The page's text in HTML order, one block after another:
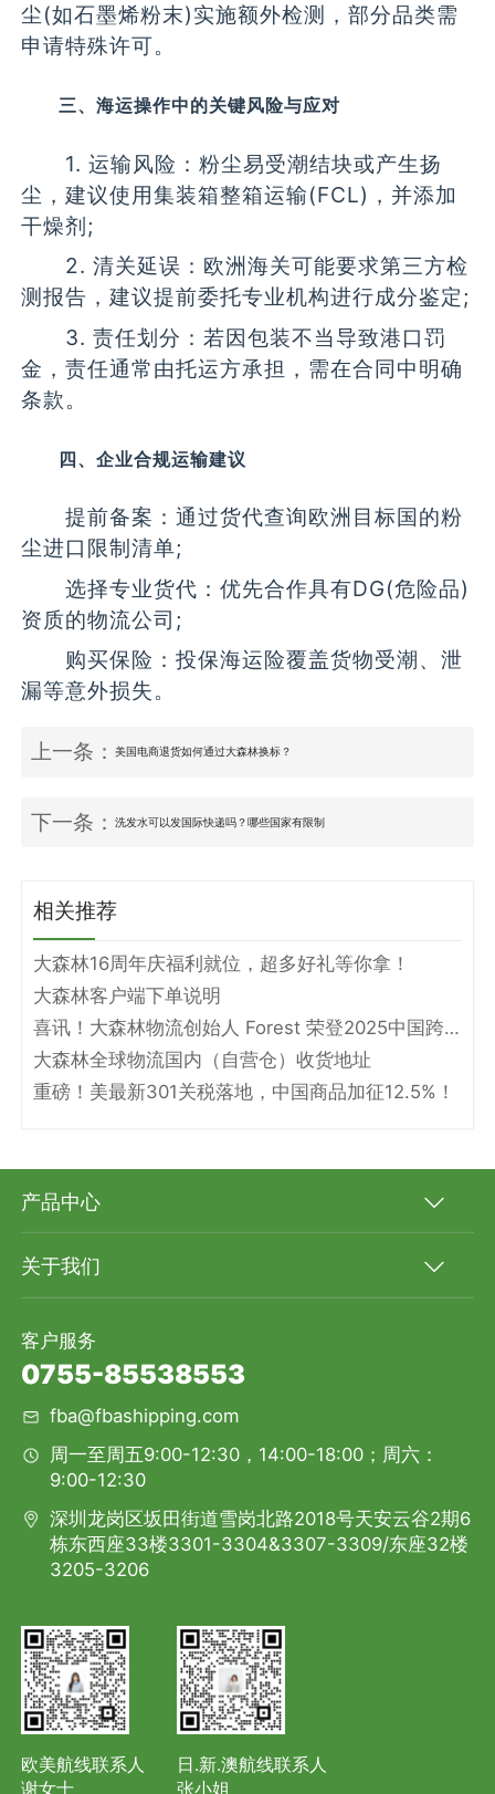
尘(如石墨烯粉末)实施额外检测，部分品类需
申请特殊许可。
三、海运操作中的关键风险与应对
1. 运输风险：粉尘易受潮结块或产生扬
尘，建议使用集装箱整箱运输(FCL)，并添加
干燥剂;
2. 清关延误：欧洲海关可能要求第三方检
测报告，建议提前委托专业机构进行成分鉴定;
3. 责任划分：若因包装不当导致港口罚
金，责任通常由托运方承担，需在合同中明确
条款。
四、企业合规运输建议
提前备案：通过货代查询欧洲目标国的粉
尘进口限制清单;
选择专业货代：优先合作具有DG(危险品)
资质的物流公司;
购买保险：投保海运险覆盖货物受潮、泄
漏等意外损失。
上一条：美国电商退货如何通过大森林换标？
下一条：洗发水可以发国际快递吗？哪些国家有限制
相关推荐
大森林16周年庆福利就位，超多好礼等你拿！
大森林客户端下单说明
喜讯！大森林物流创始人 Forest 荣登2025中国跨境电商物流名人堂！
大森林全球物流国内（自营仓）收货地址
重磅！美最新301关税落地，中国商品加征12.5%！
产品中心
关于我们
客户服务
0755-85538553
fba@fbashipping.com
周一至周五9:00-12:30，14:00-18:00；周六：
9:00-12:30
深圳龙岗区坂田街道雪岗北路2018号天安云谷2期6
栋东西座33楼3301-3304&3307-3309/东座32楼
3205-3206
欧美航线联系人
谢女士
日.新.澳航线联系人
张小姐